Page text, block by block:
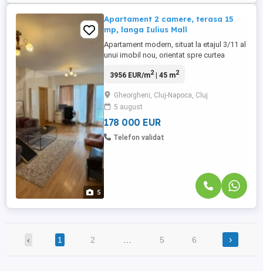
5
Apartament 2 camere, terasa 15
mp, langa Iulius Mall
Apartament modern, situat la etajul 3/11 al
unui imobil nou, orientat spre curtea
Suprafață utilă: 45 mp Terasă: 15 mp
Compartimentare: living cu ieșire pe
terasă, dormitor, bucătărie închisă, baie.
Se vinde ...
3956 EUR/m2| 45 m2
Gheorgheni, Cluj-Napoca, Cluj
5 august
178 000 EUR
Telefon validat
‹ 1 2 5 6 ›